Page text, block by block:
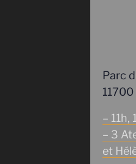
Parc
– 11h,
– 3
et